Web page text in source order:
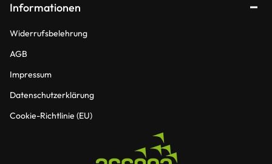
Informationen
Widerrufsbelehrung
AGB
Impressum
Datenschutzerklärung
Cookie-Richtlinie (EU)